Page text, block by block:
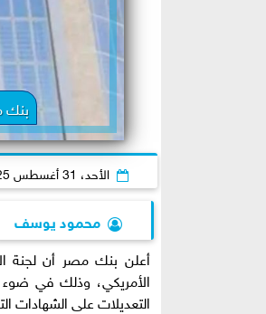
بنك
الأحد، 31 أغسطس 2025
محمود يوسف
أعلن بنك مصر أن لجنة
التعديلات على الشهادات التي